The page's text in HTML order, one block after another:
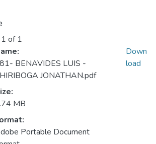
of 1
BENAVIDES LUIS -
JONATHAN.pdf
MB
Portable Document
Down
load